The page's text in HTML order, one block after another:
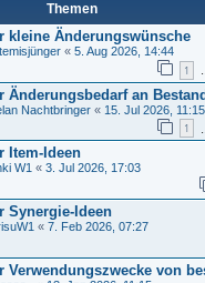
Themen
kleine Änderungswünsche
« 5. Aug 2026, 14:44
1
Änderungsbedarf an
Nachtbringer « 15. Jul 2026, 11:15
1
Item-Ideen
W1 « 3. Jul 2026, 17:03
Synergie-Ideen
« 7. Feb 2026, 07:27
Verwendungszwecke von